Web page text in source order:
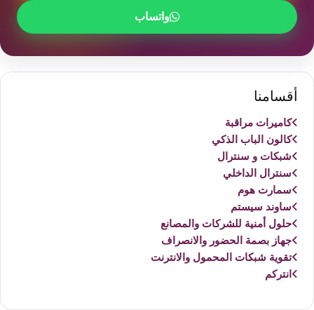
واتساب
أقسامنا
كاميرات مراقبة
كالون الباب الذكي
شبكات و سنترال
سنترال الداخلي
سمارت هوم
ساوند سيستم
حلول أمنية للشركات والمصانع
جهاز بصمة الحضور والانصراف
تقوية شبكات المحمول والانترنت
انتركم